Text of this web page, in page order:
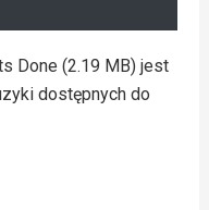
Done (2.19 MB) jest
dostępnych do